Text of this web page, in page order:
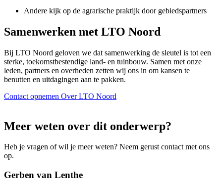
Andere kijk op de agrarische praktijk door gebiedspartners
Samenwerken met LTO Noord
Bij LTO Noord geloven we dat samenwerking de sleutel is tot een
sterke, toekomstbestendige land- en tuinbouw. Samen met onze
leden, partners en overheden zetten wij ons in om kansen te
benutten en uitdagingen aan te pakken.
Contact opnemen Over LTO Noord
Meer weten over dit onderwerp?
Heb je vragen of wil je meer weten? Neem gerust contact met ons
op.
Gerben van Lenthe